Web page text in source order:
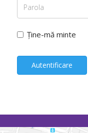
Ține-mă minte
Autentificare